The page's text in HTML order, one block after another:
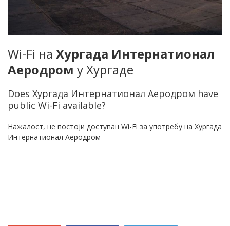
Wi-Fi на Хургада Интернатионал
Аеродром у Хургаде
Does Хургада Интернатионал Аеродром have
public Wi-Fi available?
Нажалост, не постоји доступан Wi-Fi за употребу на Хургада
Интернатионал Аеродром